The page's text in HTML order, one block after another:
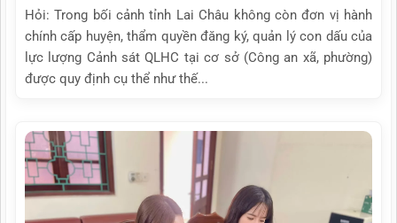
Hỏi: Trong bối cảnh tỉnh Lai Châu không còn đơn vị hành
chính cấp huyện, thẩm quyền đăng ký, quản lý con dấu của
lực lượng Cảnh sát QLHC tại cơ sở (Công an xã, phường)
được quy định cụ thể như thế...